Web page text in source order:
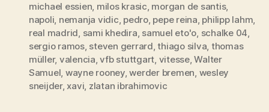
michael essien milos krasic morgan de santis,
napoli nemanja vidic pedro, pepe reina philipp lahm
real madrid sami khedira samuel eto'o schalke 04
sergio ramos, steven gerrard ,thiago silva thomas
müller, valencia ,vfb stuttgart vitesse,Walter
Samuel wayne rooney,werder bremen wesley
sneijder, xavi zlatan ibrahimovic